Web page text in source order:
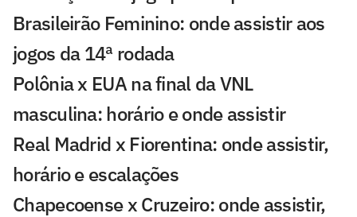
Brasileirão Feminino: onde assistir aos
jogos da 14ª rodada
Polônia x EUA na final da VNL
masculina: horário e onde assistir
Real Madrid x Fiorentina: onde assistir,
horário e escalações
Chapecoense x Cruzeiro: onde assistir,